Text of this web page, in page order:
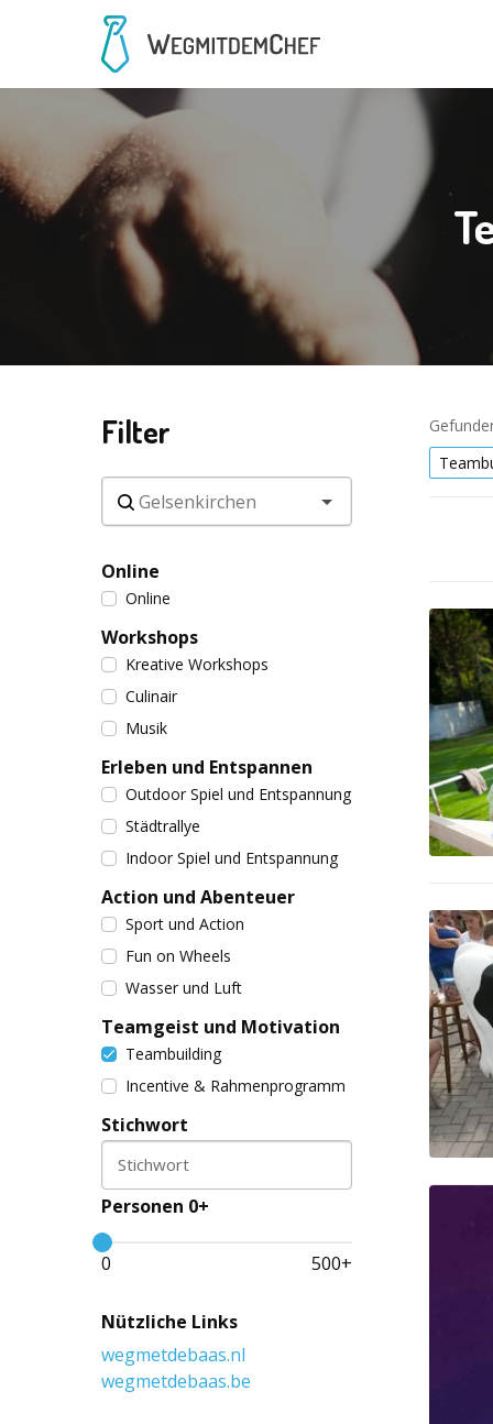
Filter
Online
Online
Workshops
Kreative Workshops
Culinair
Musik
Erleben und Entspannen
Outdoor Spiel und Entspannung
Städtrallye
Indoor Spiel und Entspannung
Action und Abenteuer
Sport und Action
Fun on Wheels
Wasser und Luft
Teamgeist und Motivation
Teambuilding
Incentive & Rahmenprogramm
Stichwort
Stichwort
Personen 0+
0 500+
Nützliche Links
wegmetdebaas.nl
wegmetdebaas.be